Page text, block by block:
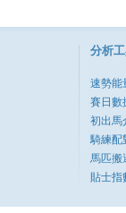
分析
速勢能
賽日數
初出馬
騎練配
馬匹搬
貼士指